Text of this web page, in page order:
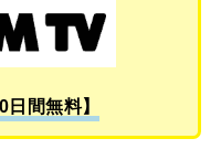
日間無料】